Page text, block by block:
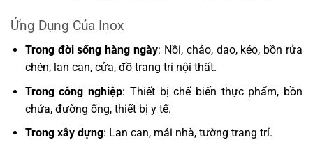
Ứng Dụng Của Inox
Trong đời sống hàng ngày: Nồi, chảo, dao, kéo, bồn rửa
chén, lan can, cửa, đồ trang trí nội thất.
Trong công nghiệp: Thiết bị chế biến thực phẩm, bồn
chứa, đường ống, thiết bị y tế.
Trong xây dựng: Lan can, mái nhà, tường trang trí.